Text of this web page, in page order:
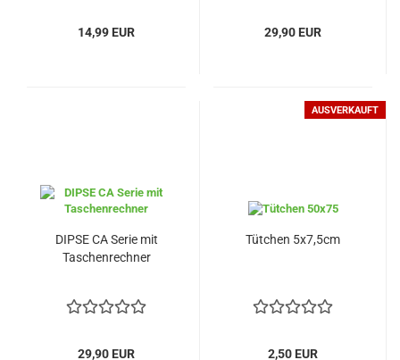
14,99 EUR 29,90 EUR
DIPSE CA Serie mit
Taschenrechner
29,90 EUR
AUSVERKAUFT
Tütchen 5x7,5cm
2,50 EUR